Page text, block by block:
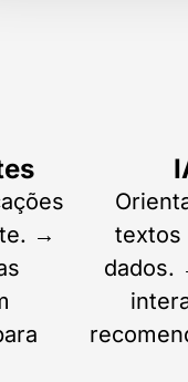
→
textos
dados.